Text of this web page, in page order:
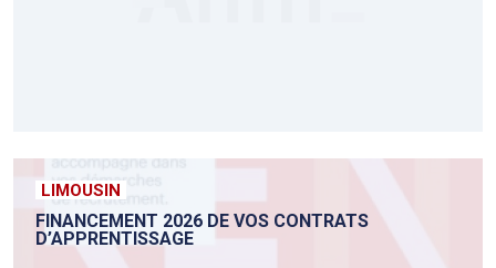
LIMOUSIN
FINANCEMENT 2026 DE VOS CONTRATS
D’APPRENTISSAGE